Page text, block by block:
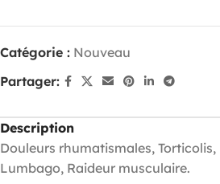
Catégorie : Nouveau
Partager:
Description
Douleurs rhumatismales,
Lumbago, Raideur musculaire.